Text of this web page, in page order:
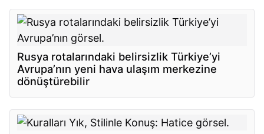
Rusya rotalarındaki belirsizlik Türkiye’yi
Avrupa’nın yeni hava ulaşım merkezine
dönüştürebilir